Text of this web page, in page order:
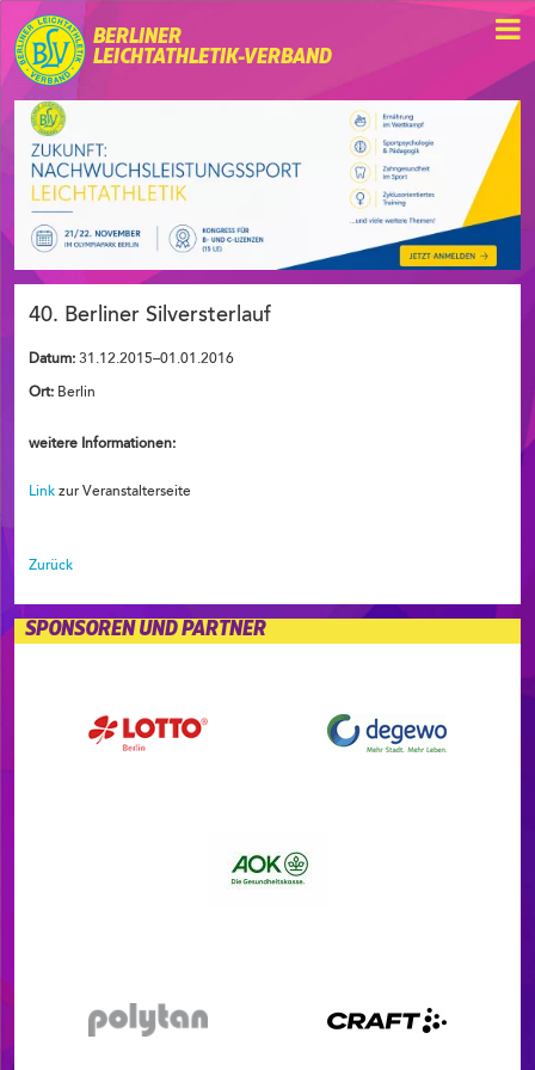
BERLINER
LEICHTATHLETIK-VERBAND
40. Berliner Silversterlauf
Datum: 31.12.2015–01.01.2016
Ort: Berlin
weitere Informationen:
Link zur Veranstalterseite
Zurück
SPONSOREN UND PARTNER